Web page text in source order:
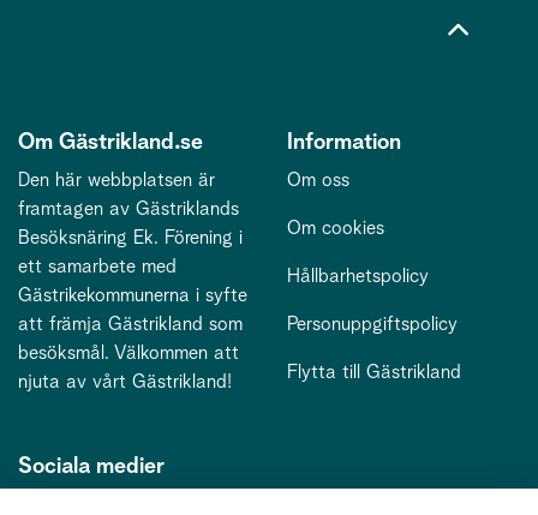
Om Gästrikland.se
Den här webbplatsen är
framtagen av Gästriklands
Besöksnäring Ek. Förening i
ett samarbete med
Gästrikekommunerna i syfte
att främja Gästrikland som
besöksmål. Välkommen att
njuta av vårt Gästrikland!
Information
Om oss
Om cookies
Hållbarhetspolicy
Personuppgiftspolicy
Flytta till Gästrikland
Sociala medier